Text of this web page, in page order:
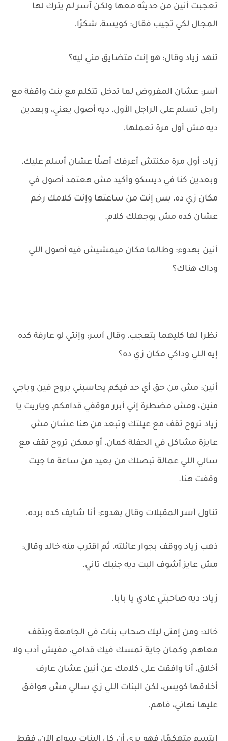
تعجبت أنين من حديثه معها ولكن آسر لم يترك لها
المجال لكي تجيب فقال: كويسة، شكرًا.
تنهد زياد وقال: هو إنت متضايق مني ليه؟
آسر: عشان المفروض لما تدخل تتكلم مع بنت واقفة مع
راجل تسلم على الراجل الأول، ديه أصول يعني، وبعدين
ديه مش أول مرة تعملها.
زياد: أول مرة مكنتش أعرفك أصلًا عشان أسلم عليك،
وبعدين كنا في ديسكو وأكيد مش هعتمد أصول في
مكان زي ده، بس إنت من ساعتها وإنت كلامك رخم
عشان كده مش بوجهلك كلام.
أنين بهدوء: وطالما مكان ميمشيش فيه أصول اللي
وداك هناك؟
نظرا لها كليهما بتعجب، وقال آسر: وإنتي لو عارفة كده
إيه اللي وداكي مكان زي ده؟
أنين: مش من حق أي حد فيكم يحاسبني بروح فين وباجي
منين، ومش مضطرة إني أبرر موقفي قدامكم، وياريت يا
زياد تروح تقف مع عيلتك وتبعد من هنا عشان مش
عايزة مشاكل في الحفلة كمان، أو ممكن تروح تقف مع
سالي اللي عمالة تبصلك من بعيد من ساعة ما جيت
وقفت هنا.
تناول آسر المقبلات وقال بهدوء: أنا شايف كده برده.
ذهب زياد ووقف بجوار عائلته، ثم اقترب منه خالد وقال:
مش عايز أشوف البت ديه جنبك تاني.
زياد: ديه صاحبتي عادي يا بابا.
خالد: ومن إمتى ليك صحاب بنات في الجامعة وبتقف
معاهم، وكمان جاية تمسك فيك قدامي، مفيش أدب ولا
أخلاق، أنا وافقت على كلامك عن أنين عشان عارف
أخلاقها كويس، لكن البنات اللي زي سالي مش هوافق
عليها نهائي، فاهم.